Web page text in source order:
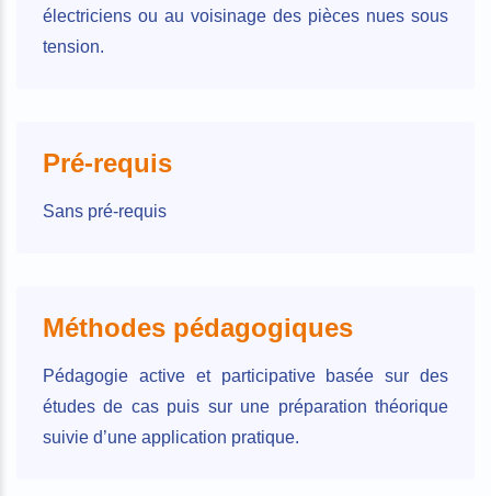
électriciens ou au voisinage des pièces nues sous
tension.
Pré-requis
Sans pré-requis
Méthodes pédagogiques
Pédagogie active et participative basée sur des
études de cas puis sur une préparation théorique
suivie d’une application pratique.